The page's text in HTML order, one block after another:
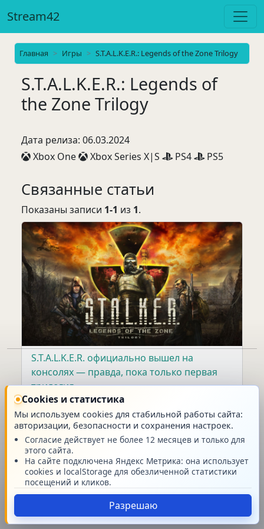
Stream42
Главная Игры S.T.A.L.K.E.R.: Legends of the Zone Trilogy
S.T.A.L.K.E.R.: Legends of
the Zone Trilogy
Дата релиза: 06.03.2024
Xbox One
Xbox Series X|S PS4 PS5
Связанные статьи
Показаны записи 1-1 из 1.
S.T.A.L.K.E.R. официально вышел на
консолях — правда, пока только первая
трилогия
07.03.2024 / Автор:Александр (Волк) Хмелев
новость
На странице:
Главная
© Stream42 v.2026.08
Cookies и статистика
Мы используем cookies для стабильной работы сайта:
авторизации, безопасности и сохранения настроек.
Согласие действует не более 12 месяцев и только для
этого сайта.
На сайте подключена Яндекс Метрика: она использует
cookies и localStorage для обезличенной статистики
посещений и кликов.
Разрешаю